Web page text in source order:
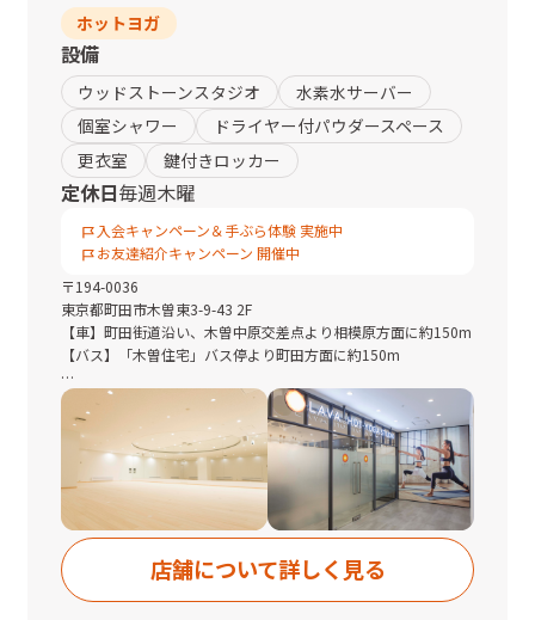
ホットヨガ
設備
ウッドストーンスタジオ
水素水サーバー
個室シャワー
ドライヤー付パウダースペース
更衣室
鍵付きロッカー
定休日毎週木曜
入会キャンペーン＆手ぶら体験 実施中
お友達紹介キャンペーン 開催中
〒194-0036
東京都町田市木曽東3-9-43 2F
【車】町田街道沿い、木曽中原交差点より相模原方面に約150m
【バス】「木曽住宅」バス停より町田方面に約150m
■駐車場：あり※42台完備(無料)
■駐輪場：あり
◆車、自転車、徒歩の場合
木曽中原交差点より町田街道を相模原方面に約150m進むと左手
にございます。
◆バスの場合
「木曽住宅」バス停で下車し、町田街道を町田方面に約
150m(徒歩2分)進むと右手にございます。
店舗について詳しく見る